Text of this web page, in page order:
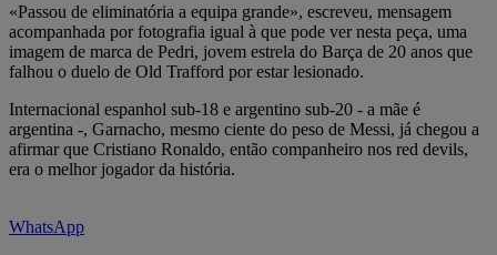
«Passou de eliminatória a equipa grande», escreveu, mensagem
acompanhada por fotografia igual à que pode ver nesta peça, uma
imagem de marca de Pedri, jovem estrela do Barça de 20 anos que
falhou o duelo de Old Trafford por estar lesionado.
Internacional espanhol sub-18 e argentino sub-20 - a mãe é
argentina -, Garnacho, mesmo ciente do peso de Messi, já chegou a
afirmar que Cristiano Ronaldo, então companheiro nos red devils,
era o melhor jogador da história.
WhatsApp